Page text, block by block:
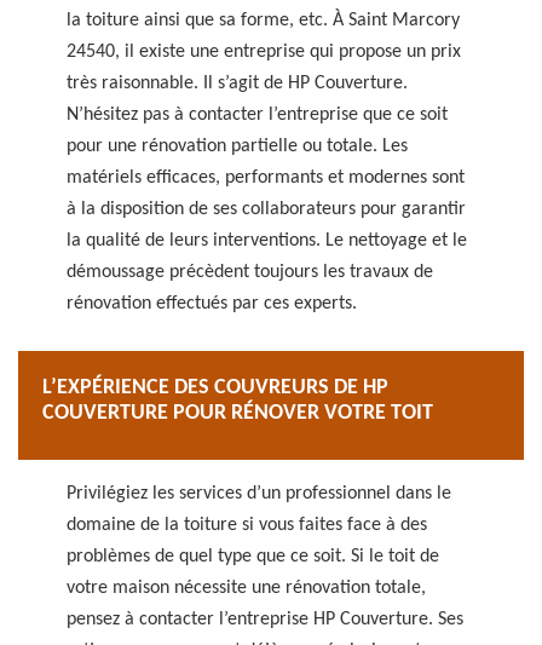
la toiture ainsi que sa forme, etc. À Saint Marcory
24540, il existe une entreprise qui propose un prix
très raisonnable. Il s’agit de HP Couverture.
N’hésitez pas à contacter l’entreprise que ce soit
pour une rénovation partielle ou totale. Les
matériels efficaces, performants et modernes sont
à la disposition de ses collaborateurs pour garantir
la qualité de leurs interventions. Le nettoyage et le
démoussage précèdent toujours les travaux de
rénovation effectués par ces experts.
L’EXPÉRIENCE DES COUVREURS DE HP
COUVERTURE POUR RÉNOVER VOTRE TOIT
Privilégiez les services d’un professionnel dans le
domaine de la toiture si vous faites face à des
problèmes de quel type que ce soit. Si le toit de
votre maison nécessite une rénovation totale,
pensez à contacter l’entreprise HP Couverture. Ses